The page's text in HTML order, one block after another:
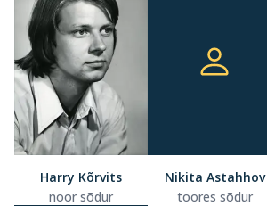
Harry Kõrvits
noor sõdur
Nikita Astahhov
toores sõdur